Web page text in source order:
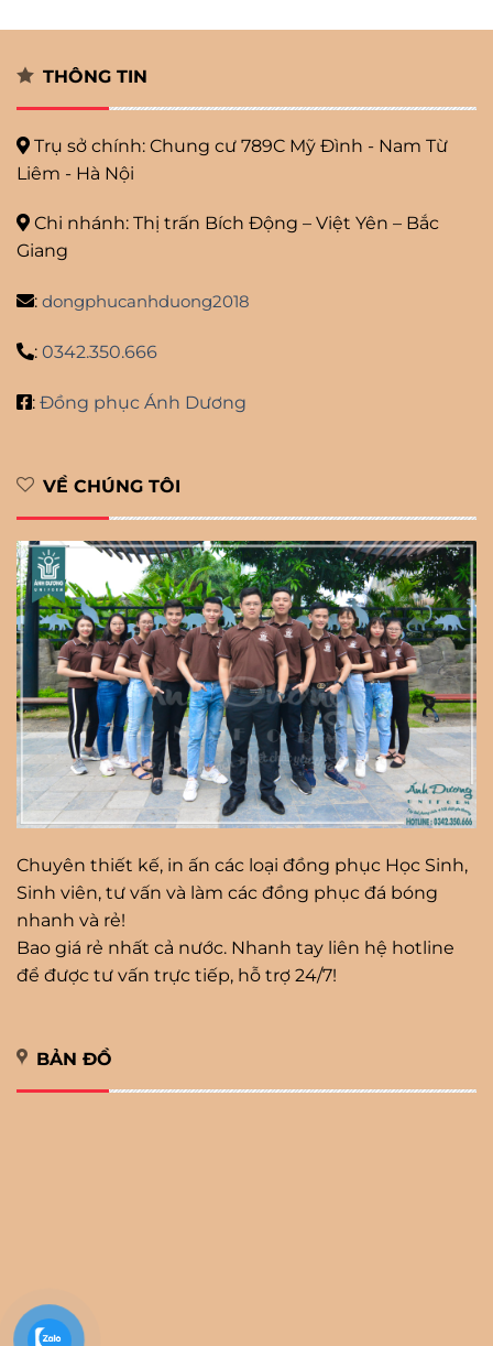
THÔNG TIN
Trụ sở chính: Chung cư 789C Mỹ Đình - Nam Từ
Liêm - Hà Nội
Chi nhánh: Thị trấn Bích Động – Việt Yên – Bắc
Giang
: dongphucanhduong2018
: 0342.350.666
: Đồng phục Ánh Dương
VỀ CHÚNG TÔI
Chuyên thiết kế, in ấn các loại đồng phục Học Sinh,
Sinh viên, tư vấn và làm các đồng phục đá bóng
nhanh và rẻ!
Bao giá rẻ nhất cả nước. Nhanh tay liên hệ hotline
để được tư vấn trực tiếp, hỗ trợ 24/7!
BẢN ĐỒ